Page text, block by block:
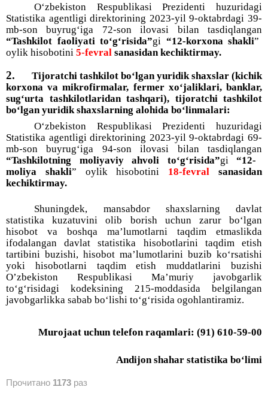
O‘zbekiston Respublikasi Prezidenti huzuridagi
Statistika agentligi direktorining 2023-yil 9-oktabrdagi 39-
mb-son buyrug‘iga 72-son ilovasi bilan tasdiqlangan
“Tashkilot faoliyati to‘g‘risida”gi “12-korxona shakli”
oylik hisobotini 5-fevral sanasidan kechiktirmay.
2.
Tijoratchi tashkilot bo‘lgan yuridik shaxslar (kichik
korxona va mikrofirmalar, fermer xo‘jaliklari, banklar,
sug‘urta tashkilotlaridan tashqari), tijoratchi tashkilot
bo‘lgan yuridik shaxslarning alohida bo‘linmalari:
O‘zbekiston Respublikasi Prezidenti huzuridagi
Statistika agentligi direktorining 2023-yil 9-oktabrdagi 69-
mb-son buyrug‘iga 94-son ilovasi bilan tasdiqlangan
“Tashkilotning moliyaviy ahvoli to‘g‘risida”gi“12-
moliya shakli” oylik hisobotini 18-fevral sanasidan
kechiktirmay.
Shuningdek, mansabdor shaxslarning davlat
statistika kuzatuvini olib borish uchun zarur bo‘lgan
hisobot va boshqa ma’lumotlarni taqdim etmaslikda
ifodalangan davlat statistika hisobotlarini taqdim etish
tartibini buzishi, hisobot ma’lumotlarini buzib ko‘rsatishi
yoki hisobotlarni taqdim etish muddatlarini buzishi
O’zbekiston Respublikasi Ma’muriy javobgarlik
to‘g‘risidagi kodeksining 215-moddasida belgilangan
javobgarlikka sabab bo‘lishi to‘g‘risida ogohlantiramiz.
Murojaat uchun telefon raqamlari: (91) 610-59-00
Andijon shahar statistika bo‘limi
Прочитано 1173 раз